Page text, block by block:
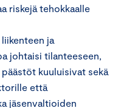
riskejä tehokkaalle
ja
johtaisi tilanteeseen,
kuuluisivat sekä
että
jäsenvaltioiden